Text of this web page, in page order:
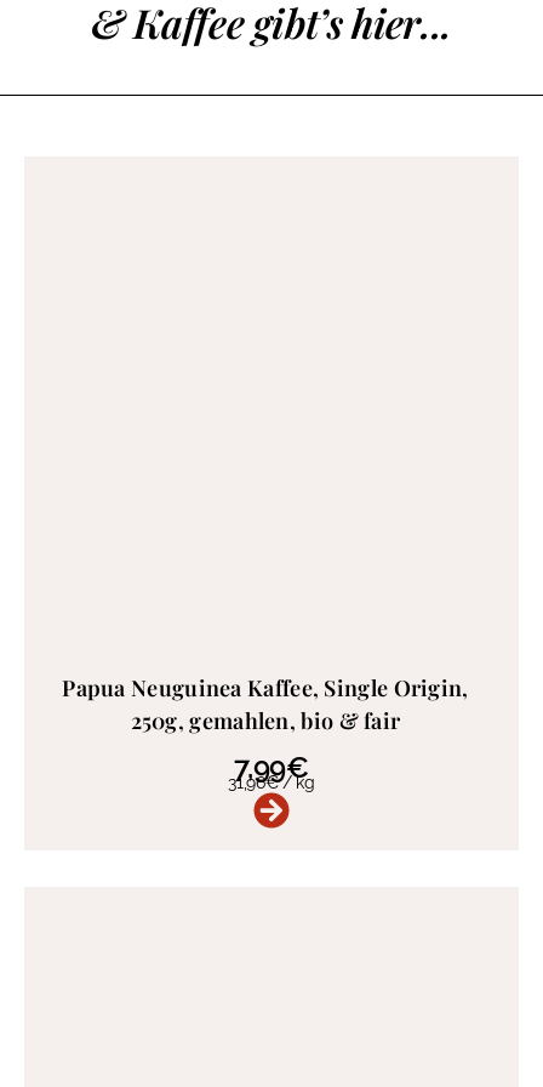
& Kaffee gibt’s hier...
Papua Neuguinea Kaffee, Single Origin,
250g, gemahlen, bio & fair
7,99€
31,96€/kg